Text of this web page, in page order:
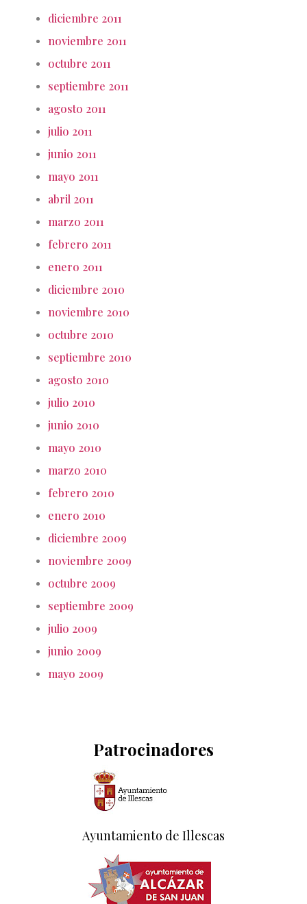
diciembre 2011
noviembre 2011
octubre 2011
septiembre 2011
agosto 2011
julio 2011
junio 2011
mayo 2011
abril 2011
marzo 2011
febrero 2011
enero 2011
diciembre 2010
noviembre 2010
octubre 2010
septiembre 2010
agosto 2010
julio 2010
junio 2010
mayo 2010
marzo 2010
febrero 2010
enero 2010
diciembre 2009
noviembre 2009
octubre 2009
septiembre 2009
julio 2009
junio 2009
mayo 2009
Patrocinadores
Ayuntamiento de Illescas